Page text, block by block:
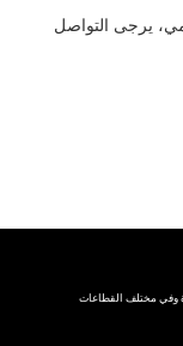
يرجى التواصل
مختلف القطاعات